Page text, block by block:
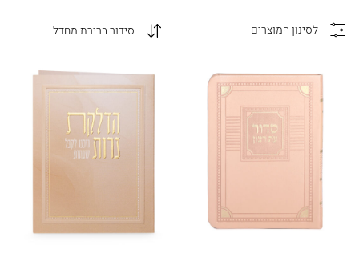
לסינון המוצרים